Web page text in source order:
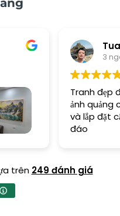
3
Tranh đẹp
ảnh quảng
và lắp đặt
đáo
trên 249 đánh giá